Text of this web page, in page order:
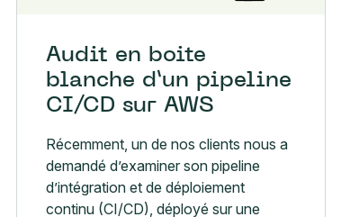
Audit en boite
blanche d’un pipeline
CI/CD sur AWS
Récemment, un de nos clients nous a
demandé d’examiner son pipeline
d’intégration et de déploiement
continu (CI/CD), déployé sur une